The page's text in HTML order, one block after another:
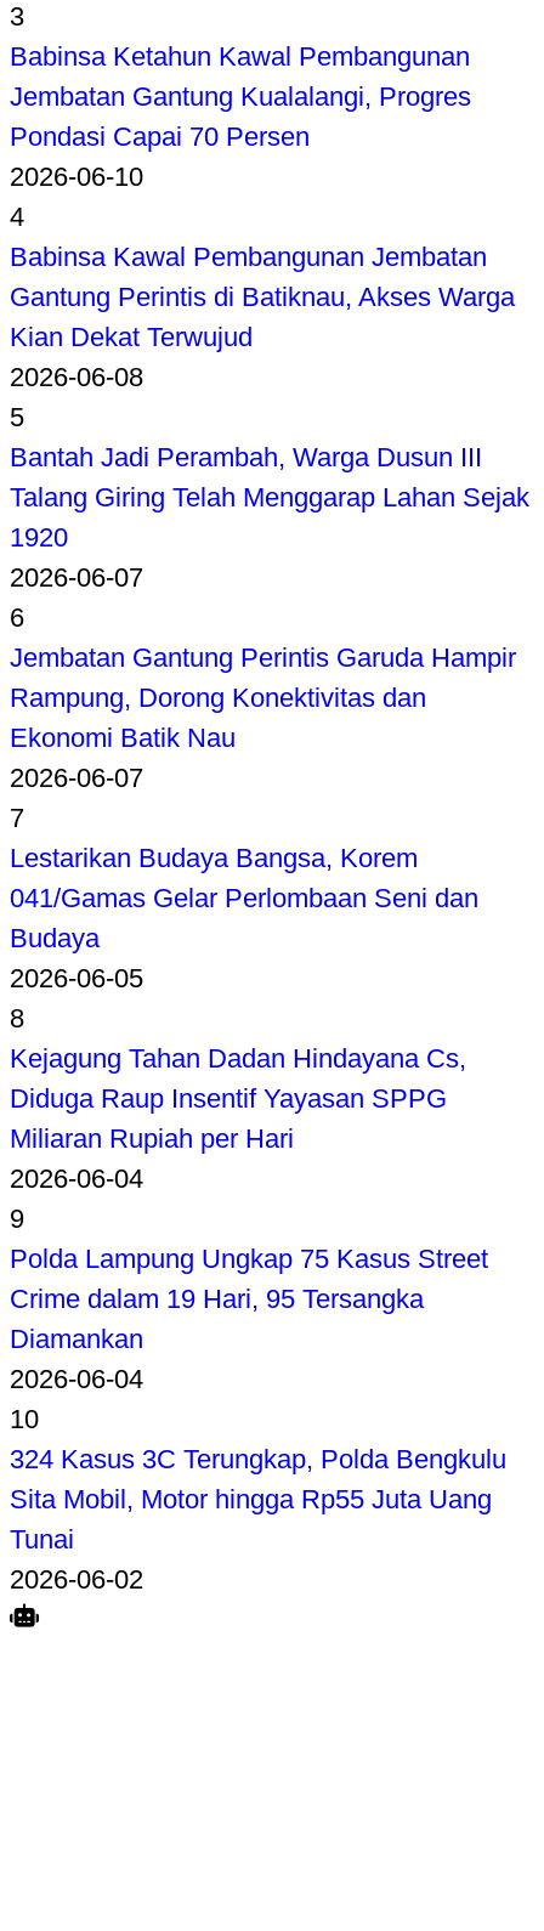
3
Babinsa Ketahun Kawal Pembangunan
Jembatan Gantung Kualalangi, Progres
Pondasi Capai 70 Persen
2026-06-10
4
Babinsa Kawal Pembangunan Jembatan
Gantung Perintis di Batiknau, Akses Warga
Kian Dekat Terwujud
2026-06-08
5
Bantah Jadi Perambah, Warga Dusun III
Talang Giring Telah Menggarap Lahan Sejak
1920
2026-06-07
6
Jembatan Gantung Perintis Garuda Hampir
Rampung, Dorong Konektivitas dan
Ekonomi Batik Nau
2026-06-07
7
Lestarikan Budaya Bangsa, Korem
041/Gamas Gelar Perlombaan Seni dan
Budaya
2026-06-05
8
Kejagung Tahan Dadan Hindayana Cs,
Diduga Raup Insentif Yayasan SPPG
Miliaran Rupiah per Hari
2026-06-04
9
Polda Lampung Ungkap 75 Kasus Street
Crime dalam 19 Hari, 95 Tersangka
Diamankan
2026-06-04
10
324 Kasus 3C Terungkap, Polda Bengkulu
Sita Mobil, Motor hingga Rp55 Juta Uang
Tunai
2026-06-02